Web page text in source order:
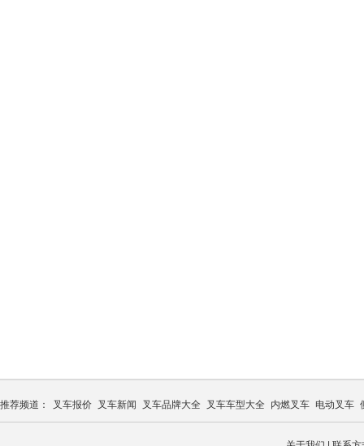
推荐频道： 叉车报价 叉车新闻 叉车品牌大全 叉车车型大全 内燃叉车 电动叉车